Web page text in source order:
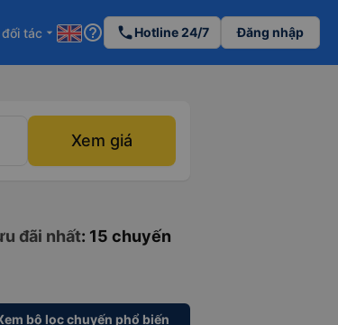
tác arrow_drop_down help_outline phoneHotline 24/7 Đăng nhập
Xem giá
đãi nhất: 15 chuyến
bộ lọc chuyến phổ biến